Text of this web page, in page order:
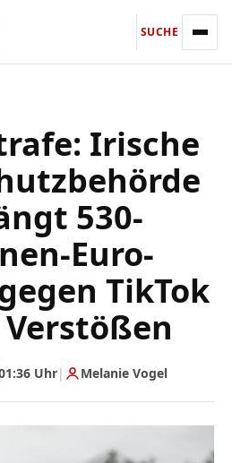
SUCHE
Irische
530-
Euro-
TikTok
Uhr| Melanie Vogel